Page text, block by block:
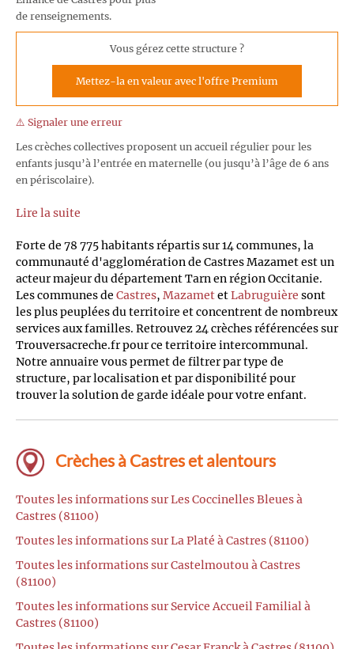
de renseignements.
Vous gérez cette structure ?
Mettez-la en valeur avec l'offre Premium
⚠️ Signaler une erreur
Les crèches collectives proposent un accueil régulier pour les
enfants jusqu’à l’entrée en maternelle (ou jusqu’à l’âge de 6 ans
en périscolaire).
Lire la suite
Forte de 78 775 habitants répartis sur 14 communes, la
communauté d'agglomération de Castres Mazamet est un
acteur majeur du département Tarn en région Occitanie.
Les communes de Castres, MazametetLabruguière sont
les plus peuplées du territoire et concentrent de nombreux
services aux familles. Retrouvez 24 crèches référencées sur
Trouversacreche.fr pour ce territoire intercommunal.
Notre annuaire vous permet de filtrer par type de
structure, par localisation et par disponibilité pour
trouver la solution de garde idéale pour votre enfant.
Crèches à Castres et alentours
Toutes les informations sur Les Coccinelles Bleues à
Castres (81100)
Toutes les informations sur La Platé à Castres (81100)
Toutes les informations sur Castelmoutou à Castres
(81100)
Toutes les informations sur Service Accueil Familial à
Castres (81100)